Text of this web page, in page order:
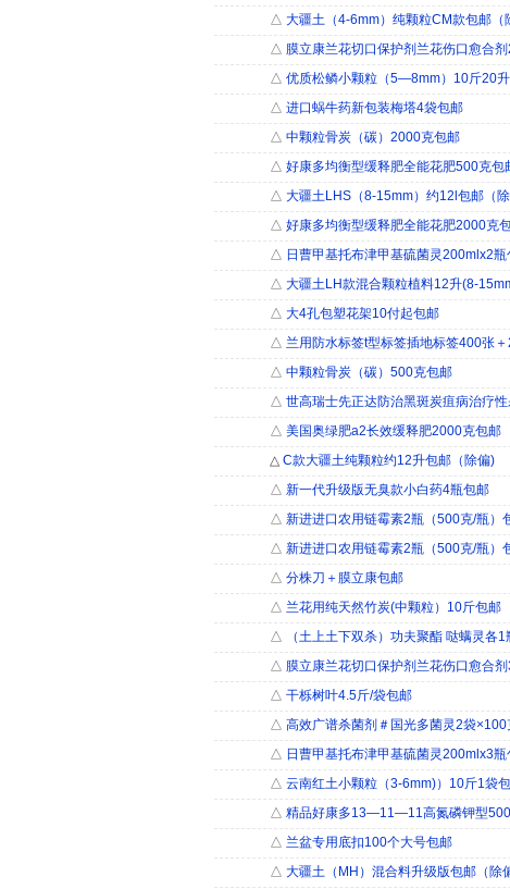
△ 大疆土（4-6mm）纯颗粒CM款包邮（
△ 膜立康兰花切口保护剂兰花伤口愈合
△ 优质松鳞小颗粒（5―8mm）10斤20
△ 进口蜗牛药新包装梅塔4袋包邮
△ 中颗粒骨炭（碳）2000克包邮
△ 好康多均衡型缓释肥全能花肥500克包
△ 大疆土LHS（8-15mm）约12l包邮（除
△ 好康多均衡型缓释肥全能花肥2000克
△ 日曹甲基托布津甲基硫菌灵200mlx2瓶
△ 大疆土LH款混合颗粒植料12升(8-
△ 大4孔包塑花架10付起包邮
△ 兰用防水标签t型标签插地标签400张
△ 中颗粒骨炭（碳）500克包邮
△ 世高瑞士先正达防治黑斑炭疽病治疗
△ 美国奥绿肥a2长效缓释肥2000克包邮
△ C款大疆土纯颗粒约12升包邮（除偏)
△ 新一代升级版无臭款小白药4瓶包邮
△ 新进进口农用链霉素2瓶（500克/瓶）
△ 新进进口农用链霉素2瓶（500克/瓶）
△ 分株刀＋膜立康包邮
△ 兰花用纯天然竹炭(中颗粒）10斤包邮
△ （土上土下双杀）功夫聚酯 哒螨灵各1
△ 膜立康兰花切口保护剂兰花伤口愈合
△ 干栎树叶4.5斤/袋包邮
△ 高效广谱杀菌剂＃国光多菌灵2袋×100
△ 日曹甲基托布津甲基硫菌灵200mlx3瓶
△ 云南红土小颗粒（3-6mm)）10斤1袋
△ 精品好康多13—11—11高氮磷钾型
△ 兰盆专用底扣100个大号包邮
△ 大疆土（MH）混合料升级版包邮（除